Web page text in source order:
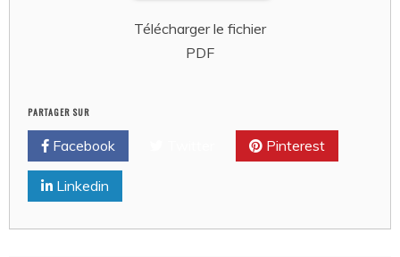
Télécharger le fichier
PDF
PARTAGER SUR
Facebook Pinterest
Linkedin